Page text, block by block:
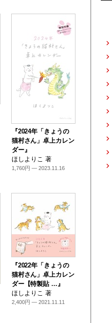
『2024年「きょうの
猫村さん」卓上カレン
ダー』
ほしよりこ 著
1,760円 — 2023.11.16
『2022年「きょうの
猫村さん」卓上カレン
ダー【特製貼 …』
ほしよりこ 著
2,400円 — 2021.11.11